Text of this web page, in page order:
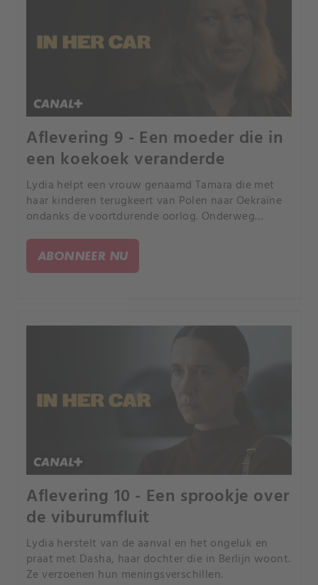
Aflevering 9 - Een moeder die in
een koekoek veranderde
Lydia helpt een vrouw genaamd Tamara die met
haar kinderen terugkeert van Polen naar Oekraïne
ondanks de voortdurende oorlog. Onderweg
wat leidt tot een verrassende onthulling over een
busincident tijdens de oorlog.
ABONNEER NU
Aflevering 10 - Een sprookje over
de viburumfluit
Lydia herstelt van de aanval en het ongeluk en
praat met Dasha, haar dochter die in Berlijn woont.
Ze verzoenen hun meningsverschillen.